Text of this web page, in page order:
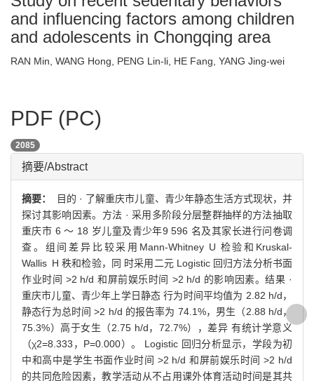
and influencing factors among children
and adolescents in Chongqing area
RAN Min, WANG Hong, PENG Lin-li, HE Fang, YANG Jing-wei
PDF (PC)
2085
摘要/Abstract
摘要：
目的 · 了解重庆市儿童、青少年静态生活方式现状，并
探讨其影响因素。方法 · 采用多阶段分层整群抽样的方法抽取
重庆市 6 ～ 18 岁儿童及青少年9 596 名及其家长进行问卷调
查。组间差异比较采用Mann-Whitney U 检验和Kruskal-
Wallis H 秩和检验，同 时采用二元 Logistic 回归方法分析书面
作业时间 >2 h/d 和屏前娱乐时间 >2 h/d 的影响因素。结果 ·
重庆市儿童、青少年上学日静态 行为时间平均值为 2.82 h/d，
静态行为总时间 >2 h/d 的报告率为 74.1%，男生（2.88 h/d，
75.3%）高于女生（2.75 h/d，72.7%），差异 有统计学意义
（χ2=8.333，P=0.000）。 Logistic 回归分析显示，学段为初
中和高中是学生书面作业时间 >2 h/d 和屏前娱乐时间 >2 h/d
的共同危险因素，教学活动从不占用课外体育活动时间是其共